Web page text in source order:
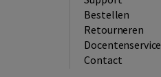
Bestellen
​Retourneren
Docentenservice
Contact